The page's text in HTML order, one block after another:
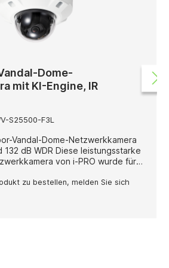
oder anderen stark belasteten
Die entsprechenden Hinweise und
für den Einsatz bei starker
Dome-
mit KI-Engine, IR
S25500-F3L
Vandal-Dome-Netzwerkkamera
Diese leistungsstarke
von i-PRO wurde für
eine hohe Bildauflösung, robuste
KI-Funktionen entscheidend
zu bestellen, melden Sie sich